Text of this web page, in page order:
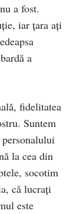
a fost.
iar țara ați
a
fidelitatea
Suntem
la cea din
socotim
că lucrați
este